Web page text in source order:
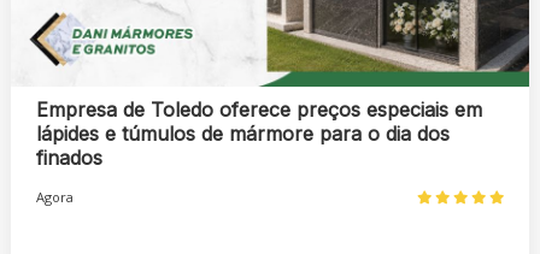
Empresa de Toledo oferece preços especiais em
lápides e túmulos de mármore para o dia dos
finados
Agora